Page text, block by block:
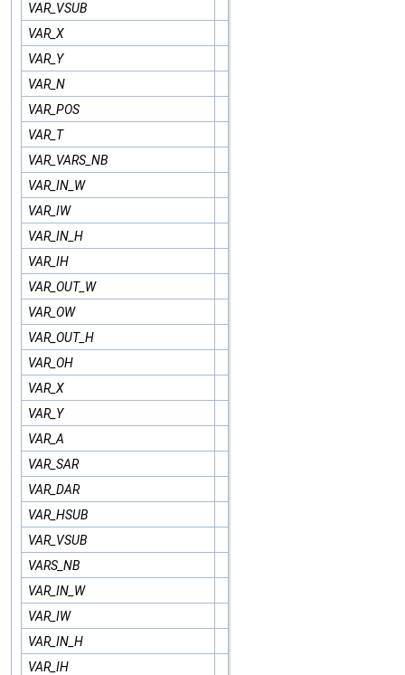
VAR_VSUB
VAR_X
VAR_Y
VAR_N
VAR_POS
VAR_T
VAR_VARS_NB
VAR_IN_W
VAR_IW
VAR_IN_H
VAR_IH
VAR_OUT_W
VAR_OW
VAR_OUT_H
VAR_OH
VAR_X
VAR_Y
VAR_A
VAR_SAR
VAR_DAR
VAR_HSUB
VAR_VSUB
VARS_NB
VAR_IN_W
VAR_IW
VAR_IN_H
VAR_IH